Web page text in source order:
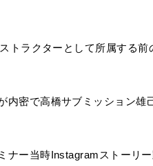
トラクターとして所属する前
内密で高橋サブミッション雄
ナー当時Instagramストーリ